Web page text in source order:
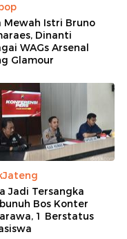
Mewah Istri Bruno
Dinanti
WAGs Arsenal
Glamour
Jadi Tersangka
Bos Konter
1 Berstatus